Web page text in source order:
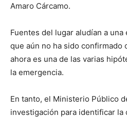
Amaro Cárcamo.
Fuentes del lugar aludían a una
que aún no ha sido confirmado
ahora es una de las varias
la emergencia.
En tanto, el Ministerio Público
investigación para identificar la